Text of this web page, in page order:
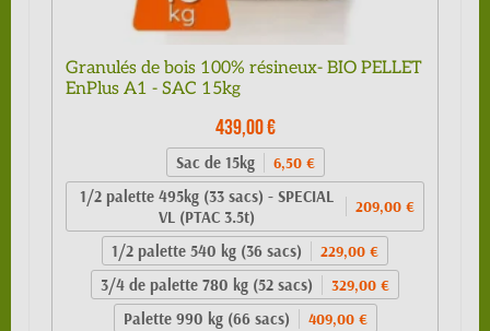
Granulés de bois 100% résineux- BIO PELLET
EnPlus A1 - SAC 15kg
439,00 €
Sac de 15kg 6,50 €
1/2 palette 495kg (33 sacs) - SPECIAL
VL (PTAC 3.5t)
209,00 €
1/2 palette 540 kg (36 sacs) 229,00 €
3/4 de palette 780 kg (52 sacs) 329,00 €
Palette 990 kg (66 sacs) 409,00 €